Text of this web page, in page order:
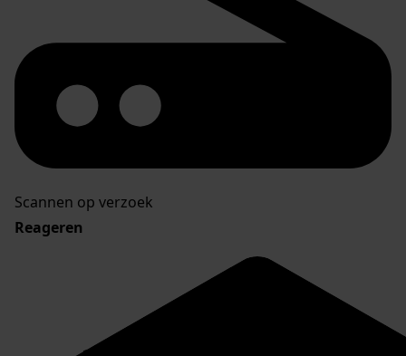
Scannen op verzoek
Reageren